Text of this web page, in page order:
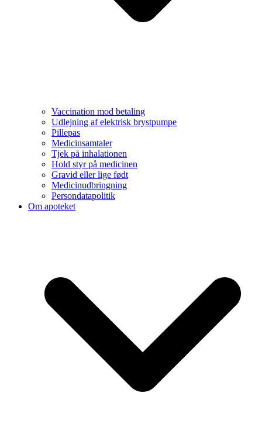
Vaccination mod betaling
Udlejning af elektrisk brystpumpe
Pillepas
Medicinsamtaler
Tjek på inhalationen
Hold styr på medicinen
Gravid eller lige født
Medicinudbringning
Persondatapolitik
Om apoteket